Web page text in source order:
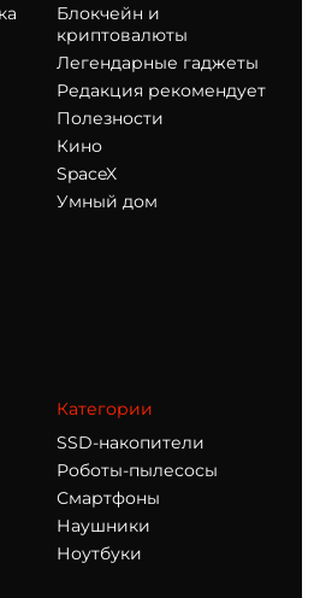
Блокчейн и
криптовалюты
Легендарные гаджеты
Редакция рекомендует
Полезности
Кино
SpaceX
Умный дом
Категории
SSD-накопители
Роботы-пылесосы
Смартфоны
Наушники
Ноутбуки